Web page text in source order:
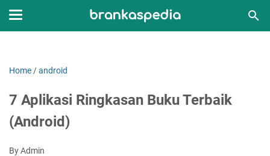
Home /android
7 Aplikasi Ringkasan Buku Terbaik
(Android)
By Admin